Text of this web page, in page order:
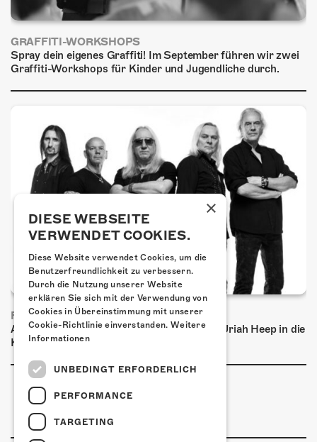
GRAFFITI-WORKSHOPS
Spray dein eigenes Graffiti! Im September führen wir zwei
Graffiti-Workshops für Kinder und Jugendliche durch.
FRISCH BESTÄTIGT: URIAH HEEP
Am Sonntag, 15. November 2026 kommen Uriah Heep in die
Kulturfabrik Kofmehl!
×
DIESE WEBSEITE
VERWENDET COOKIES.
Diese Website verwendet Cookies, um die
Benutzerfreundlichkeit zu verbessern.
Durch die Nutzung unserer Website
erklären Sie sich mit der Verwendung von
Cookies in Übereinstimmung mit unserer
Cookie-Richtlinie einverstanden. Weitere
Informationen
UNBEDINGT ERFORDERLICH
PERFORMANCE
TARGETING